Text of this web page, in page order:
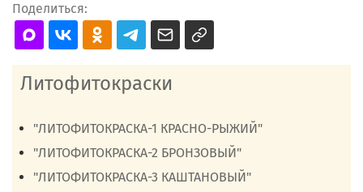
Поделиться:
Литофитокраски
"ЛИТОФИТОКРАСКА-1 КРАСНО-РЫЖИЙ"
"ЛИТОФИТОКРАСКА-2 БРОНЗОВЫЙ"
"ЛИТОФИТОКРАСКА-3 КАШТАНОВЫЙ"